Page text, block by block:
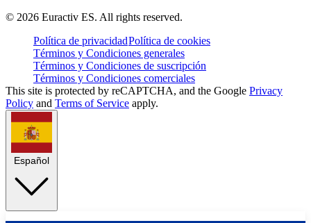
© 2026 Euractiv ES. All rights reserved.
Política de privacidadPolítica de cookies
Términos y Condiciones generales
Términos y Condiciones de suscripción
Términos y Condiciones comerciales
This site is protected by reCAPTCHA, and the Google Privacy
Policy and Terms of Service apply.
Español